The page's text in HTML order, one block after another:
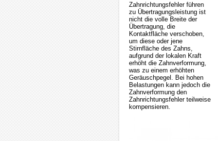
Zahnrichtungsfehler führen
zu Übertragungsleistung ist
nicht die volle Breite der
Übertragung, die
Kontaktfläche verschoben,
um diese oder jene
Stirnfläche des Zahns,
aufgrund der lokalen Kraft
erhöht die Zahnverformung,
was zu einem erhöhten
Geräuschpegel. Bei hohen
Belastungen kann jedoch die
Zahnverformung den
Zahnrichtungsfehler teilweise
kompensieren.